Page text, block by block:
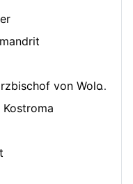
Wolokolamsk und Jurjew